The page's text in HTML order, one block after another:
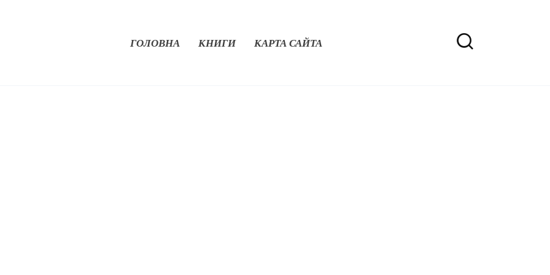
ГОЛОВНА КНИГИ КАРТА САЙТА